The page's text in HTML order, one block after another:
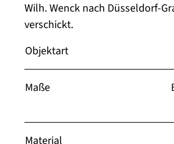
Wilh. Wenck nach Düsseldorf-
verschickt.
Objektart
Maße
Material